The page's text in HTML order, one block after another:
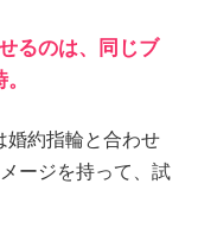
るのは、同じブ
婚約指輪と合わせ
ージを持って、試